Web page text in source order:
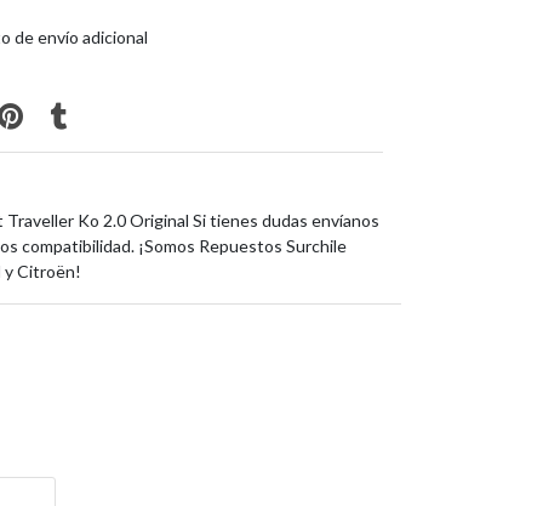
de envío adicional
Ko 2.0 Original Si tienes dudas envíanos
compatibilidad. ¡Somos Repuestos Surchile
y Citroën!